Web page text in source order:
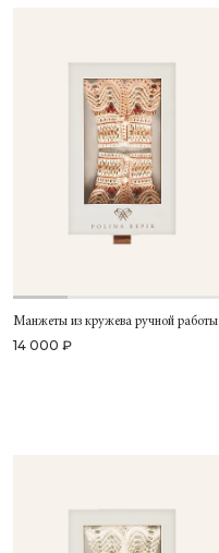
Манжеты из кружева ручной работы
14 000 ₽